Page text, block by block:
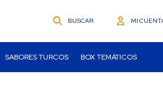
SABORES TURCOS BOX TEMÁTICOS